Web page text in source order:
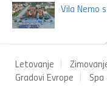
Vila Nemo
Letovanje
Gradovi Evrope